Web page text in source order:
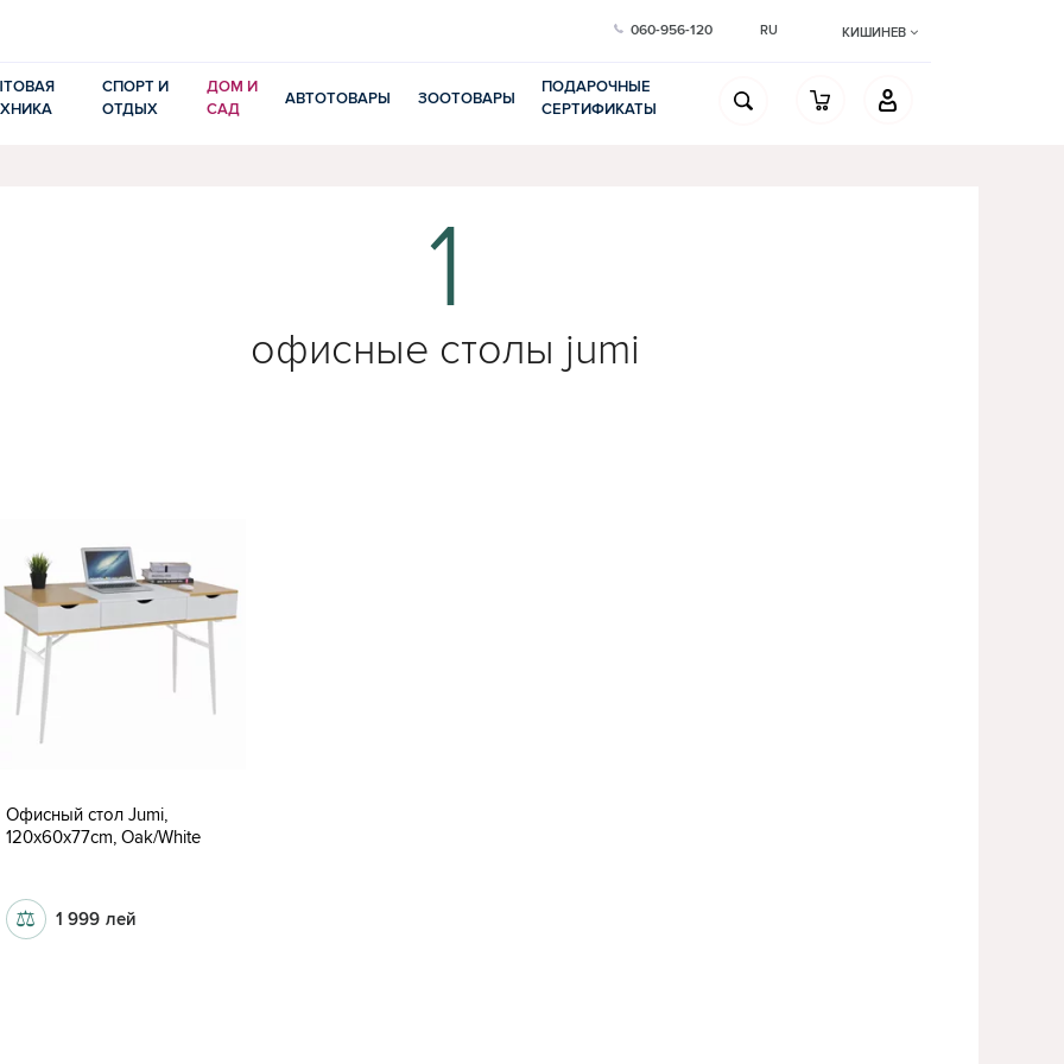
060-956-120 RU КИШИНЕВ
СПОРТ И
ОТДЫХ
ДОМ И
САД
АВТОТОВАРЫ ЗООТОВАРЫ
ПОДАРОЧНЫЕ
СЕРТИФИКАТЫ
1
офисные столы jumi
Офисный стол Jumi,
120x60x77cm, Oak/White
77 1 999 лей
⚖